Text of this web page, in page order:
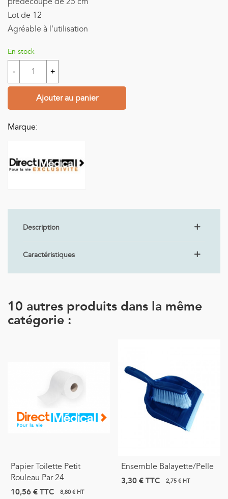
Lot de 12
Agréable à l'utilisation
En stock
- +
Ajouter au panier
Marque:
Description
Caractéristiques
10 autres produits dans la même
catégorie :
Papier Toilette Petit
Rouleau Par 24
10,56 €TTC 8,80 € HT
Ensemble Balayette/pelle
3,30 €TTC 2,75 € HT